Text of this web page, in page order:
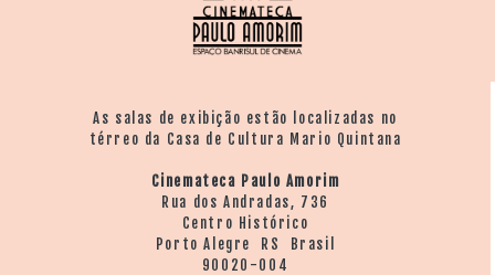
As salas de exibição estão localizadas no
térreo da Casa de Cultura Mario Quintana
Cinemateca Paulo Amorim
Rua dos Andradas, 736
Centro Histórico
Porto Alegre RS Brasil
90020-004